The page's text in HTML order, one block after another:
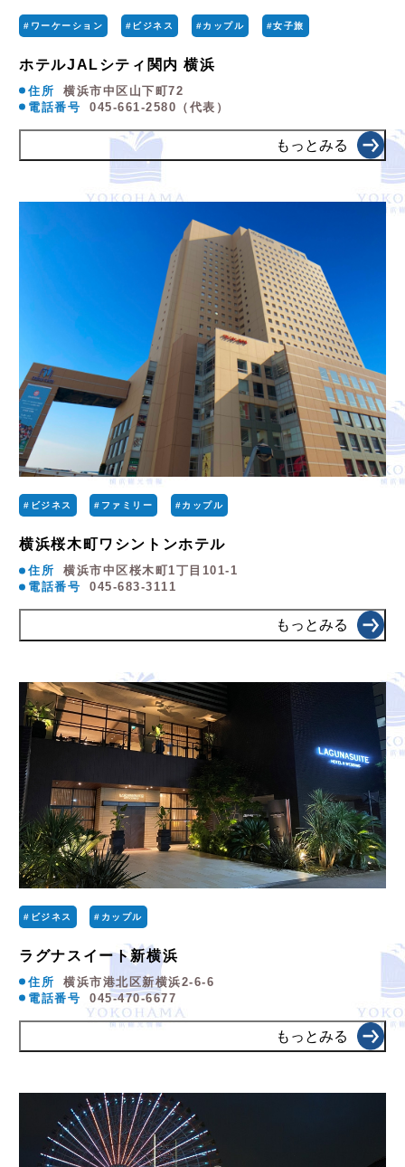
#ワーケーション #ビジネス #カップル #女子旅
ホテルJALシティ関内 横浜
住所
横浜市中区山下町72
電話番号
045-661-2580（代表）
もっとみる
#ビジネス #ファミリー #カップル
横浜桜木町ワシントンホテル
住所
横浜市中区桜木町1丁目101-1
電話番号
045-683-3111
もっとみる
#ビジネス #カップル
ラグナスイート新横浜
住所
横浜市港北区新横浜2-6-6
電話番号
045-470-6677
もっとみる